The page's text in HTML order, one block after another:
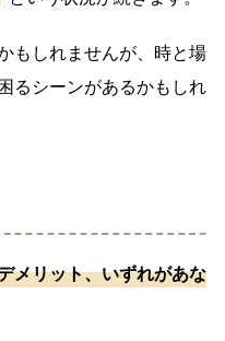
もしれませんが、時と場
るシーンがあるかもしれ
メリット、いずれがあな